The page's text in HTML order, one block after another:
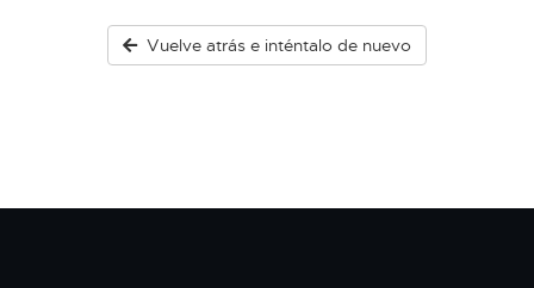
Vuelve atrás e inténtalo de nuevo